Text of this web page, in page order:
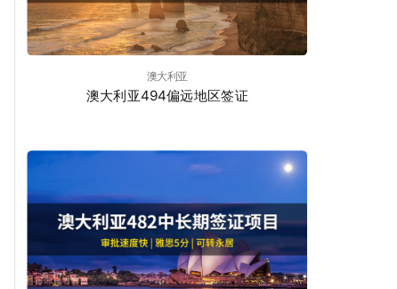
澳大利亚
澳大利亚494偏远地区签证